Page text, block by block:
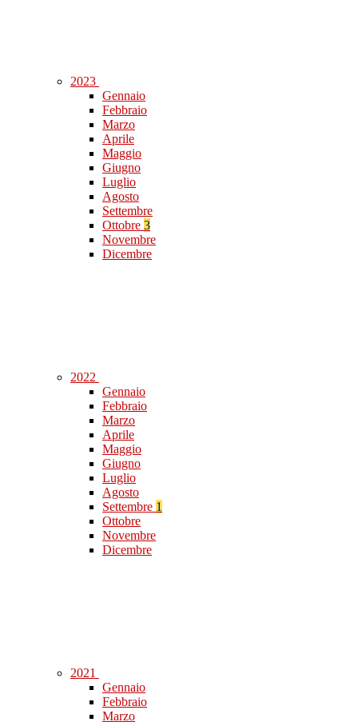
2023
Gennaio
Febbraio
Marzo
Aprile
Maggio
Giugno
Luglio
Agosto
Settembre
Ottobre 3
Novembre
Dicembre
2022
Gennaio
Febbraio
Marzo
Aprile
Maggio
Giugno
Luglio
Agosto
Settembre 1
Ottobre
Novembre
Dicembre
2021
Gennaio
Febbraio
Marzo